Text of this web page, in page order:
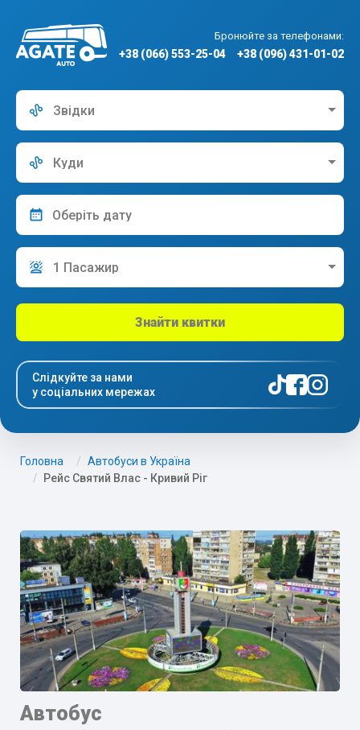
Бронюйте за телефонами:
+38 (066) 553-25-04 +38 (096) 431-01-02
Звідки
Куди
1 Пасажир
Знайти квитки
Слідкуйте за нами
у соціальних мережах
Головна
Автобуси в Україна
Рейс Святий Влас - Кривий Ріг
Автобус